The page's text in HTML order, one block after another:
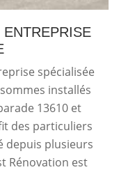
spécialisée
installés
13610 et
des particuliers
depuis plusieurs
Rénovation est